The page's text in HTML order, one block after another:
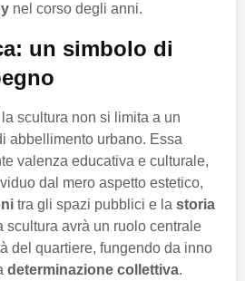
nel corso degli anni.
un simbolo di
scultura non si limita a un
abbellimento urbano. Essa
valenza educativa e culturale,
dal mero aspetto estetico,
tra gli spazi pubblici e la storia
scultura avrà un ruolo centrale
del quartiere, fungendo da inno
determinazione collettiva.